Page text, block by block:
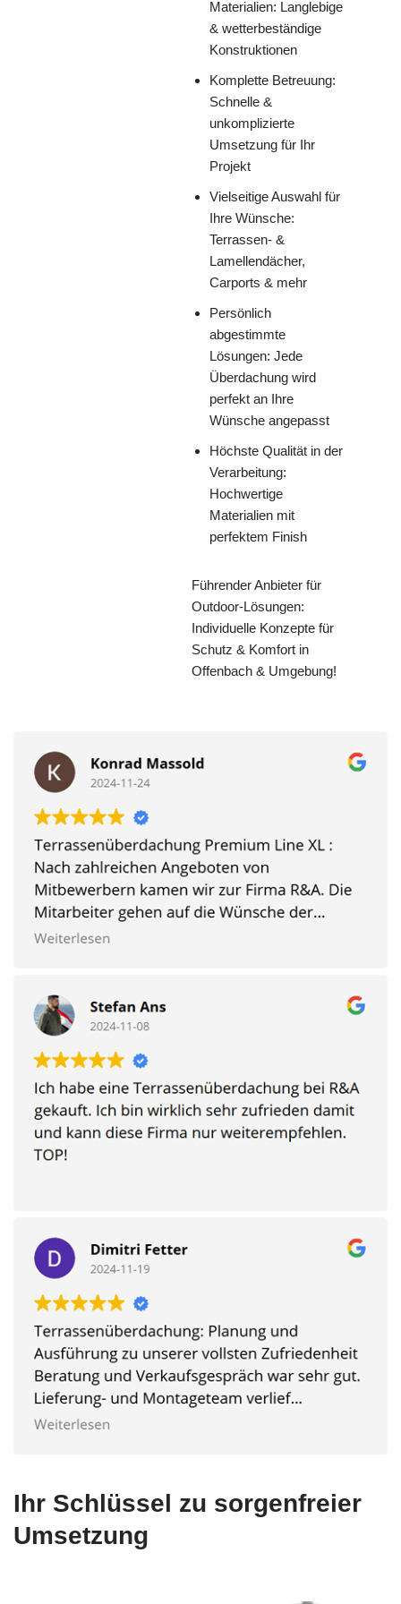
Materialien: Langlebige
& wetterbeständige
Konstruktionen
Komplette Betreuung:
Schnelle &
unkomplizierte
Umsetzung für Ihr
Projekt
Vielseitige Auswahl für
Ihre Wünsche:
Terrassen- &
Lamellendächer,
Carports & mehr
Persönlich
abgestimmte
Lösungen: Jede
Überdachung wird
perfekt an Ihre
Wünsche angepasst
Höchste Qualität in der
Verarbeitung:
Hochwertige
Materialien mit
perfektem Finish
Führender Anbieter für
Outdoor-Lösungen:
Individuelle Konzepte für
Schutz & Komfort in
Offenbach & Umgebung!
Ihr Schlüssel zu sorgenfreier
Umsetzung